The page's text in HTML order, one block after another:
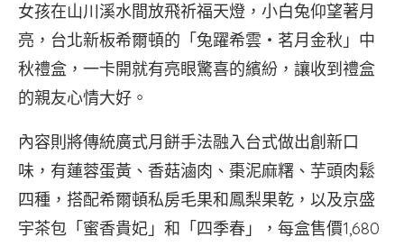
女孩在山川溪水間放飛祈福天燈，小白兔仰望著月
亮，台北新板希爾頓的「兔躍希雲‧茗月金秋」中
秋禮盒，一卡開就有亮眼驚喜的繽紛，讓收到禮盒
的親友心情大好。
內容則將傳統廣式月餅手法融入台式做出創新口
味，有蓮蓉蛋黃、香菇滷肉、棗泥麻糬、芋頭肉鬆
四種，搭配希爾頓私房毛果和鳳梨果乾，以及京盛
宇茶包「蜜香貴妃」和「四季春」，每盒售價1,680